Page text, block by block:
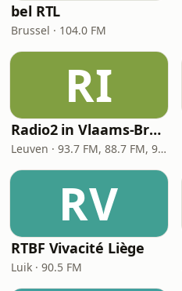
bel RTL
Brussel · 104.0 FM
RI
Radio2 in Vlaams-Brabant
Leuven · 93.7 FM, 88.7 FM, 92.4 FM
RV
RTBF Vivacité Liège
Luik · 90.5 FM